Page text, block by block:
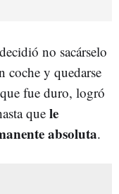
no sacárselo
coche y quedarse
fue duro, logró
que le
absoluta.